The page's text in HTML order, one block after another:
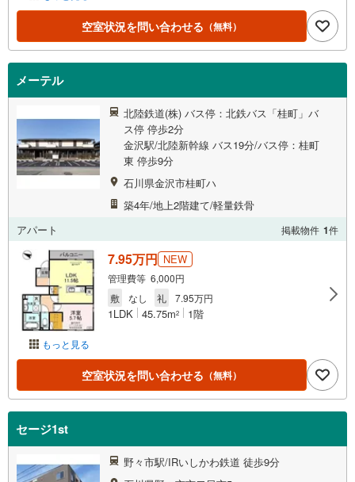
空室状況を問い合わせる （無料）
メーテル
北陸鉄道(株) バス停：北鉄バス「桂町」バ
ス停 停歩2分
金沢駅/北陸新幹線 バス19分/バス停：桂町
東 停歩9分
石川県金沢市桂町ハ
築4年/地上2階建て/軽量鉄骨
アパート
掲載物件 1件
もっと見る
7.95万円 NEW
管理費等 6,000円
敷
なし 礼 7.95万円
1LDK 45.75m2 1階
空室状況を問い合わせる （無料）
セージ1st
野々市駅/IRいしかわ鉄道 徒歩9分